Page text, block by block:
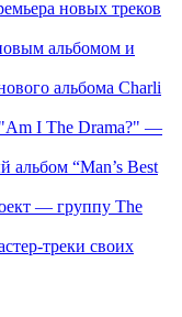
новых треков
альбомом и
альбома Charli
"Am I The Drama?" —
альбом “Man’s Best
— группу The
треки своих